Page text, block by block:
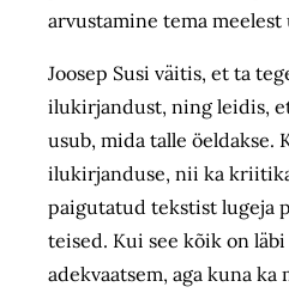
arvustamine tema meelest
Joosep Susi väitis, et ta
ilukirjandust, ning leidis,
usub, mida talle öeldakse.
ilukirjanduse, nii ka
paigutatud tekstist lugeja
teised. Kui see kõik on
adekvaatsem, aga kuna